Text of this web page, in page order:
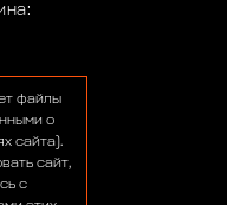
файлы
о
сайта).
сайт,
с